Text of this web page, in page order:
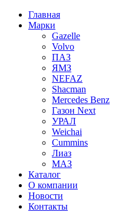
Главная
Марки
Gazelle
Volvo
ПАЗ
ЯМЗ
NEFAZ
Shacman
Mercedes Benz
Газон Next
УРАЛ
Weichai
Cummins
Лиаз
МАЗ
Каталог
О компании
Новости
Контакты